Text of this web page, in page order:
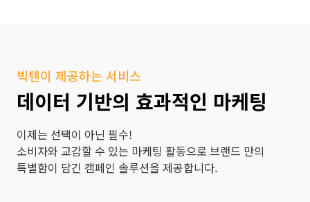
빅텐이 제공하는 서비스
데이터 기반의 효과적인 마케팅
이제는 선택이 아닌 필수!
소비자와 교감할 수 있는 마케팅 활동으로 브랜드 만의
특별함이 담긴 캠페인 솔루션을 제공합니다.